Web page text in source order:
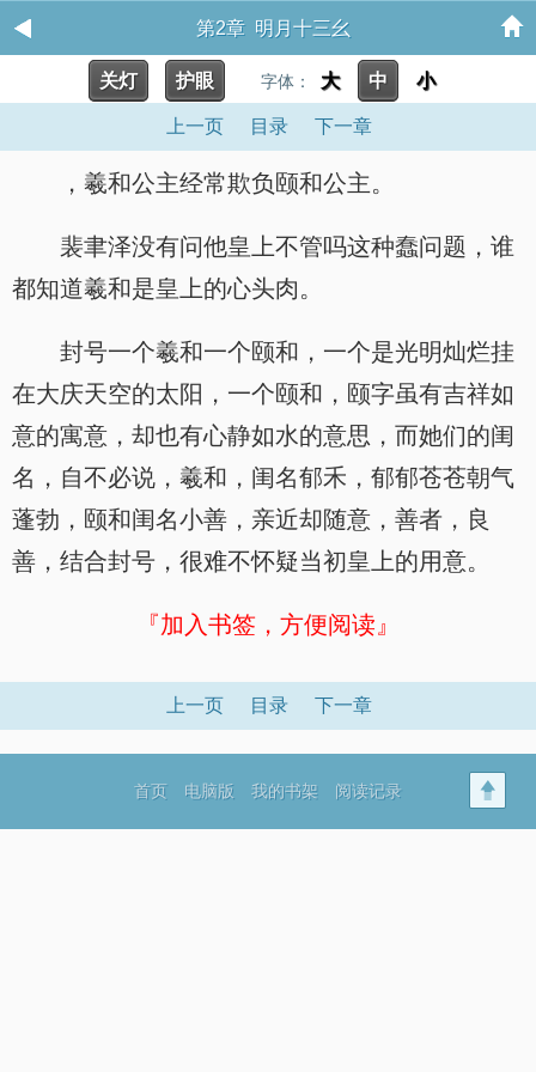
第2章 明月十三幺
关灯 护眼 字体： 大 中 小
上一页 目录 下一章
，羲和公主经常欺负颐和公主。
裴聿泽没有问他皇上不管吗这种蠢问题，谁
都知道羲和是皇上的心头肉。
封号一个羲和一个颐和，一个是光明灿烂挂
在大庆天空的太阳，一个颐和，颐字虽有吉祥如
意的寓意，却也有心静如水的意思，而她们的闺
名，自不必说，羲和，闺名郁禾，郁郁苍苍朝气
蓬勃，颐和闺名小善，亲近却随意，善者，良
善，结合封号，很难不怀疑当初皇上的用意。
『加入书签，方便阅读』
上一页 目录 下一章
首页 电脑版 我的书架 阅读记录